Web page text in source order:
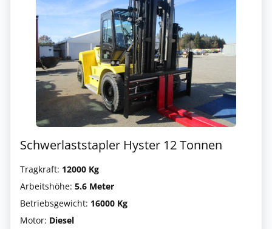
Schwerlaststapler Hyster 12 Tonnen
Tragkraft: 12000 Kg
Arbeitshöhe: 5.6 Meter
Betriebsgewicht: 16000 Kg
Motor: Diesel